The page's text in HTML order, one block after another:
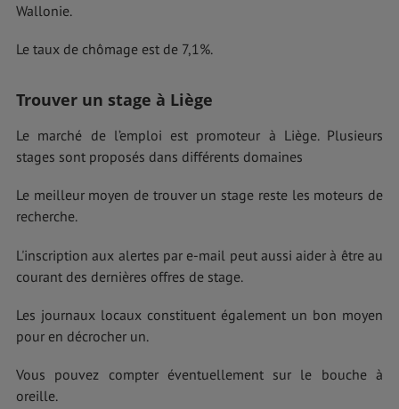
Wallonie.
Le taux de chômage est de 7,1%.
Trouver un stage à Liège
Le marché de l’emploi est promoteur à Liège. Plusieurs
stages sont proposés dans différents domaines
Le meilleur moyen de trouver un stage reste les moteurs de
recherche.
L'inscription aux alertes par e-mail peut aussi aider à être au
courant des dernières offres de stage.
Les journaux locaux constituent également un bon moyen
pour en décrocher un.
Vous pouvez compter éventuellement sur le bouche à
oreille.